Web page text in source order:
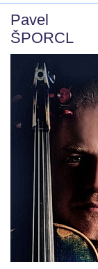
Pavel
ŠPORCL